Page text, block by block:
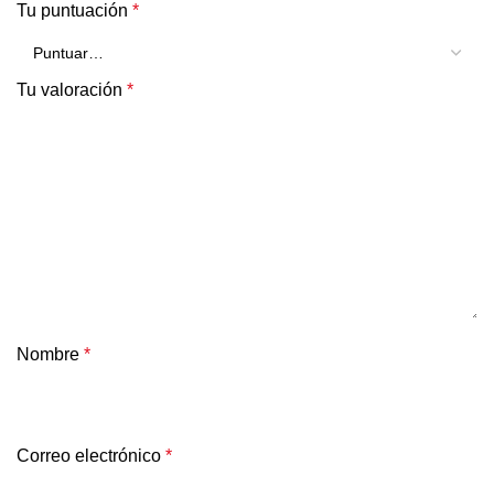
Tu puntuación *
Tu valoración *
Nombre *
Correo electrónico *